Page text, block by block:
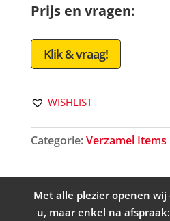
Prijs en vragen:
Klik & vraag!
WISHLIST
Categorie:Verzamel Items
Met alle plezier openen
u, maar enkel na